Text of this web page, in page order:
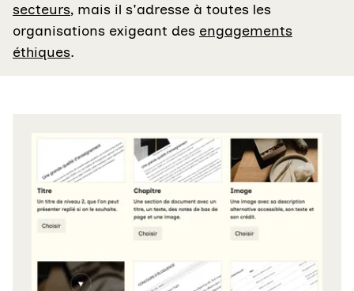
secteurs, mais il s'adresse à toutes les
organisations exigeant des engagements
éthiques.